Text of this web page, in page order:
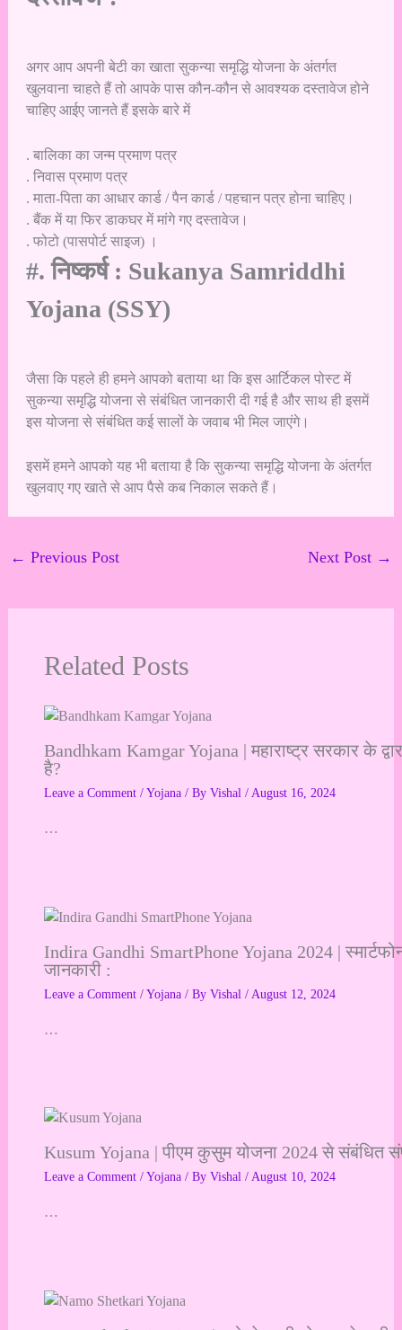
अगर आप अपनी बेटी का खाता सुकन्या समृद्धि योजना के अंतर्गत
खुलवाना चाहते हैं तो आपके पास कौन-कौन से आवश्यक दस्तावेज होने
चाहिए आईए जानते हैं इसके बारे में
. बालिका का जन्म प्रमाण पत्र
. निवास प्रमाण पत्र
. माता-पिता का आधार कार्ड / पैन कार्ड / पहचान पत्र होना चाहिए।
. बैंक में या फिर डाकघर में मांगे गए दस्तावेज।
. फोटो (पासपोर्ट साइज) ।
#. निष्कर्ष : Sukanya Samriddhi
Yojana (SSY)
जैसा कि पहले ही हमने आपको बताया था कि इस आर्टिकल पोस्ट में
सुकन्या समृद्धि योजना से संबंधित जानकारी दी गई है और साथ ही इसमें
इस योजना से संबंधित कई सालों के जवाब भी मिल जाएंगे।
इसमें हमने आपको यह भी बताया है कि सुकन्या समृद्धि योजना के अंतर्गत
खुलवाए गए खाते से आप पैसे कब निकाल सकते हैं।
← Previous Post Next Post →
Related Posts
Bandhkam Kamgar Yojana | महाराष्ट्र सरकार के
है?
Leave a Comment / Yojana/ By Vishal / August 16, 2024
…
Indira Gandhi SmartPhone Yojana 2024 |
जानकारी :
Leave a Comment / Yojana/ By Vishal / August 12, 2024
…
Kusum Yojana | पीएम कुसुम योजना 2024 से संबंधित
Leave a Comment / Yojana/ By Vishal / August 10, 2024
…